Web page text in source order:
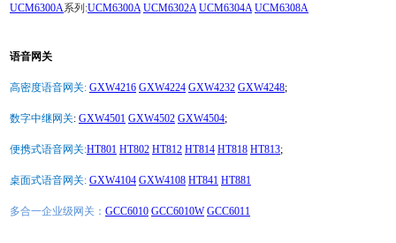
UCM6300A系列:UCM6300A UCM6302A UCM6304A UCM6308A
语音网关
高密度语音网关: GXW4216 GXW4224 GXW4232 GXW4248;
数字中继网关: GXW4501 GXW4502 GXW4504;
便携式语音网关:HT801 HT802 HT812 HT814 HT818 HT813;
桌面式语音网关: GXW4104 GXW4108 HT841 HT881
多合一企业级网关： GCC6010 GCC6010W GCC6011